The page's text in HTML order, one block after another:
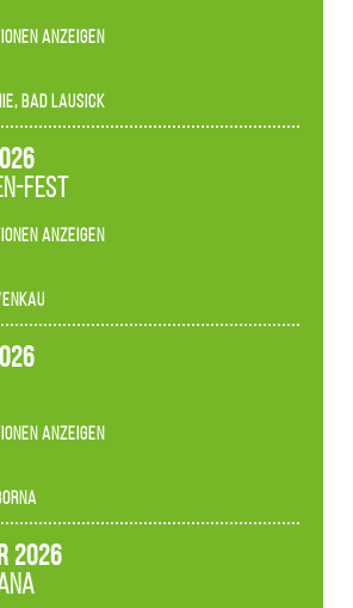
anzeigen
Bad Lausick
Fest
anzeigen
Zwenkauer Schüler und
Fest des Kulturkinos.
anzeigen
775-Jahrfeier der Stadt Borna
einmal unser aktuelles
zum Stadtfest.
2026